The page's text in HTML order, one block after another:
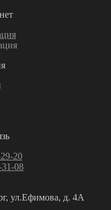
20
08
ул.Ефимова, д. 4А